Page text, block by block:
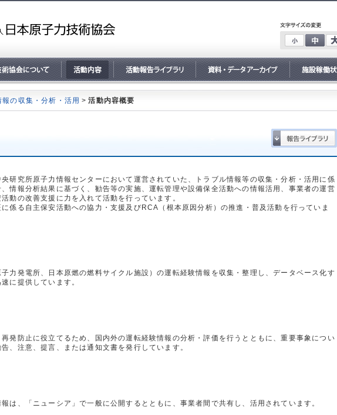
報の収集・分析・活用 > 活動内容概要
研究所原子力情報センターにおいて運営されていた、トラブル情報等の収集・分析・活用に係
情報分析結果に基づく、勧告等の実施、運転管理や設備保全活動への情報活用、事業者の運営
動の改善支援に力を入れて活動を行っています。
係る自主保安活動への協力・支援及びRCA（根本原因分析）の推進・普及活動を行っていま
力発電所、日本原燃の燃料サイクル施設）の運転経験情報を収集・整理し、データベース化す
に提供しています。
発防止に役立てるため、国内外の運転経験情報の分析・評価を行うとともに、重要事象につい
、注意、提言、または通知文書を発行しています。
は、「ニューシア」で一般に公開するとともに、事業者間で共有し、活用されています。